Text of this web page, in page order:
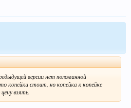
версии нет поломанной
копейки стоит, но копейка к копейке
взять.